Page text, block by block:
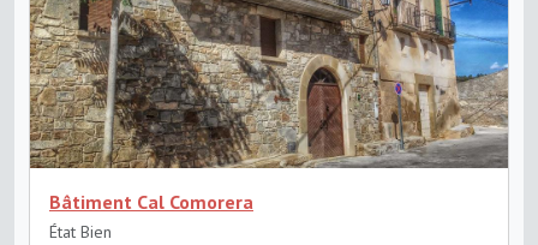
Bâtiment Cal Comorera
État Bien